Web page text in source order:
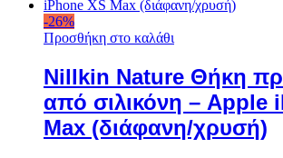
-26%
Προσθήκη στο καλάθι
Nillkin Nature Θήκη
από σιλικόνη – Apple
Max (διάφανη/χρυσή)